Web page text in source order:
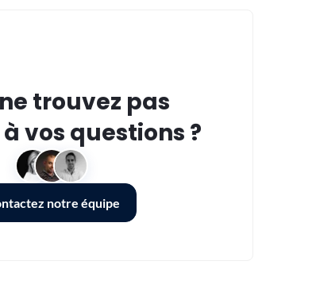
trouvez pas
vos questions ?
notre équipe